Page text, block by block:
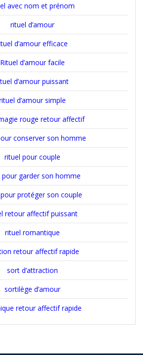
avec nom et prénom
rituel d’amour
d’amour efficace
Rituel d’amour facile
d’amour puissant
d’amour simple
rouge retour affectif
conserver son homme
rituel pour couple
pour garder son homme
protéger son couple
retour affectif puissant
rituel romantique
retour affectif rapide
sort d’attraction
sortilège d’amour
retour affectif rapide